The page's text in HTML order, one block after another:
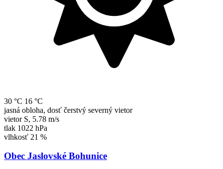
30 °C 16 °C
jasná obloha, dosť čerstvý severný vietor
vietor S, 5.78 m/s
tlak 1022 hPa
vlhkosť 21 %
Obec Jaslovské Bohunice